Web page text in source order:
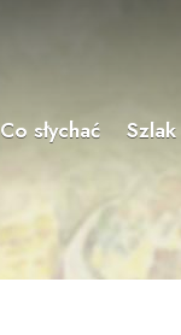
Co słychać